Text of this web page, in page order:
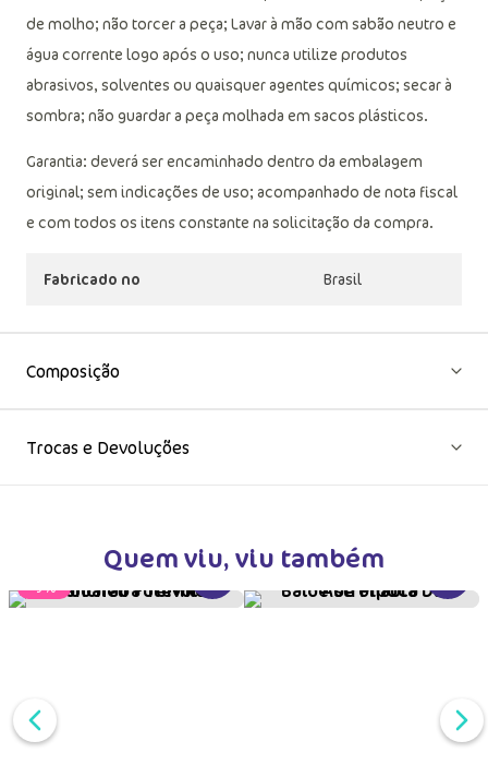
de molho; não torcer a peça; Lavar à mão com sabão neutro e
água corrente logo após o uso; nunca utilize produtos
abrasivos, solventes ou quaisquer agentes químicos; secar à
sombra; não guardar a peça molhada em sacos plásticos.
Garantia: deverá ser encaminhado dentro da embalagem
original; sem indicações de uso; acompanhado de nota fiscal
e com todos os itens constante na solicitação da compra.
Fabricado no Brasil
Composição
Trocas e Devoluções
Quem viu, viu também